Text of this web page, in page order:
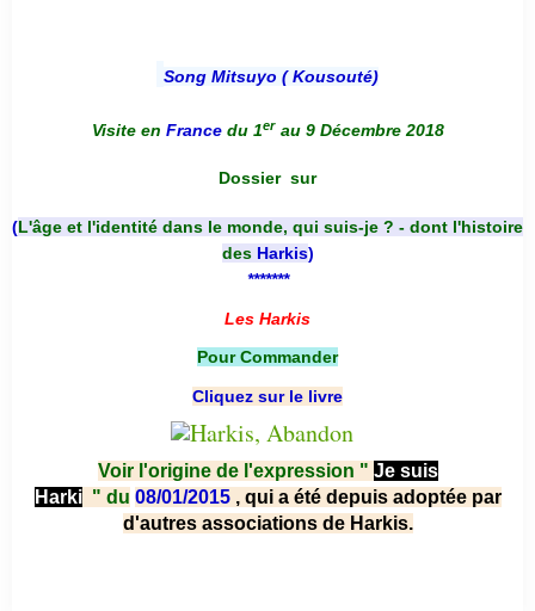
Song Mitsuyo ( Kousouté)
Visite en France du 1er au 9 Décembre 2018
Dossier sur
(L'âge et l'identité dans le monde, qui suis-je ? - dont l'histoire
des Harkis)
*******
Les Harkis
Pour Commander
Cliquez sur le livre
Voir l'origine de l'expression " Je suis
Harki " du 08/01/2015 , qui a été depuis adoptée par
d'autres associations de Harkis.